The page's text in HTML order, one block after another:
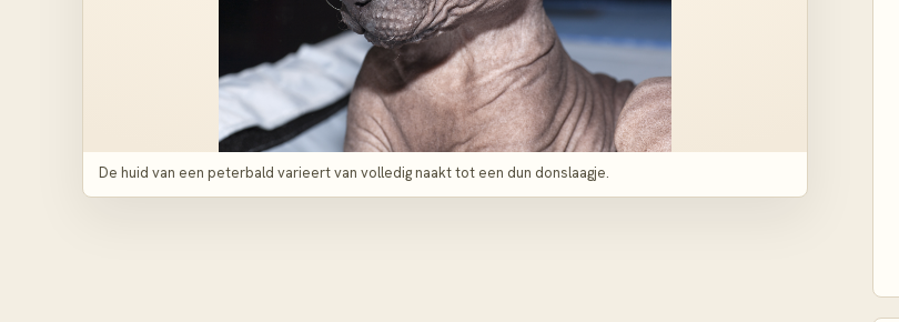
De huid van een peterbald varieert van volledig naakt tot een dun donslaagje.